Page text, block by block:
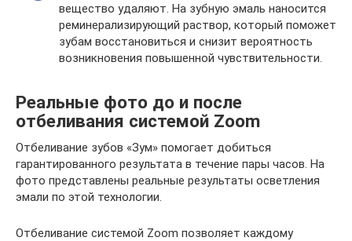
вещество удаляют. На зубную эмаль наносится
реминерализирующий раствор, который поможет
зубам восстановиться и снизит вероятность
возникновения повышенной чувствительности.
Реальные фото до и после
отбеливания системой Zoom
Отбеливание зубов «Зум» помогает добиться
гарантированного результата в течение пары часов. На
фото представлены реальные результаты осветления
эмали по этой технологии.
Отбеливание системой Zoom позволяет каждому